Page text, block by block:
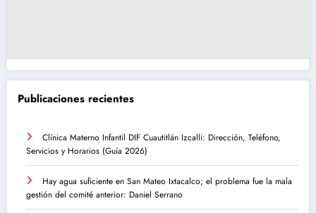
Publicaciones recientes
Clínica Materno Infantil DIF Cuautitlán Izcalli: Dirección, Teléfono,
Servicios y Horarios (Guía 2026)
Hay agua suficiente en San Mateo Ixtacalco; el problema fue la mala
gestión del comité anterior: Daniel Serrano